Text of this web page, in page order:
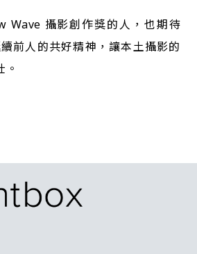
Wave 攝影創作獎的人，也期待
前人的共好精神，讓本土攝影的
。